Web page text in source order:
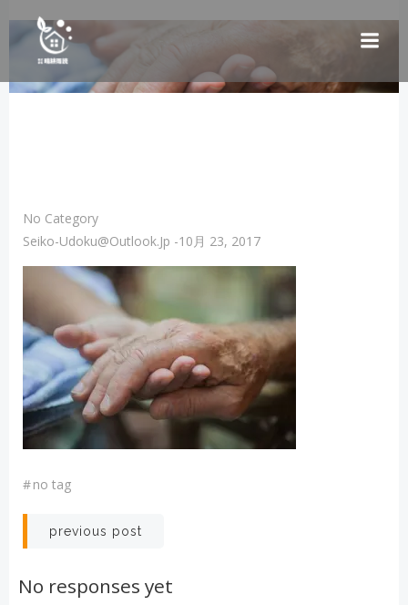
ン
ツ
No Category
Seiko-Udoku@outlook.jp -10月 23, 2017
#no tag
投
稿
previous post
No responses yet